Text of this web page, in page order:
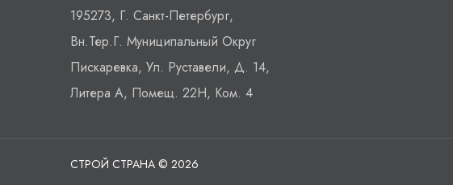
195273, Г. Санкт-Петербург,
Вн.тер.г. Муниципальный Округ
Пискаревка, Ул. Руставели, Д. 14,
Литера А, Помещ. 22Н, Ком. 4
СТРОЙ СТРАНА © 2026